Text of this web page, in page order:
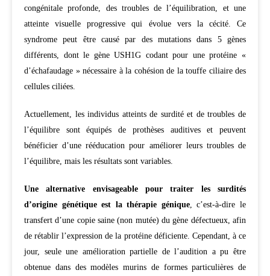
congénitale profonde, des troubles de l’équilibration, et une
atteinte visuelle progressive qui évolue vers la cécité. Ce
syndrome peut être causé par des mutations dans 5 gènes
différents, dont le gène USH1G codant pour une protéine «
d’échafaudage » nécessaire à la cohésion de la touffe ciliaire des
cellules ciliées.
Actuellement, les individus atteints de surdité et de troubles de
l’équilibre sont équipés de prothèses auditives et peuvent
bénéficier d’une rééducation pour améliorer leurs troubles de
l’équilibre, mais les résultats sont variables.
Une alternative envisageable pour traiter les surdités
d’origine génétique est la thérapie génique, c’est-à-dire le
transfert d’une copie saine (non mutée) du gène défectueux, afin
de rétablir l’expression de la protéine déficiente. Cependant, à ce
jour, seule une amélioration partielle de l’audition a pu être
obtenue dans des modèles murins de formes particulières de